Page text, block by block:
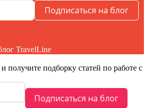
и получите подборку статей по работе с